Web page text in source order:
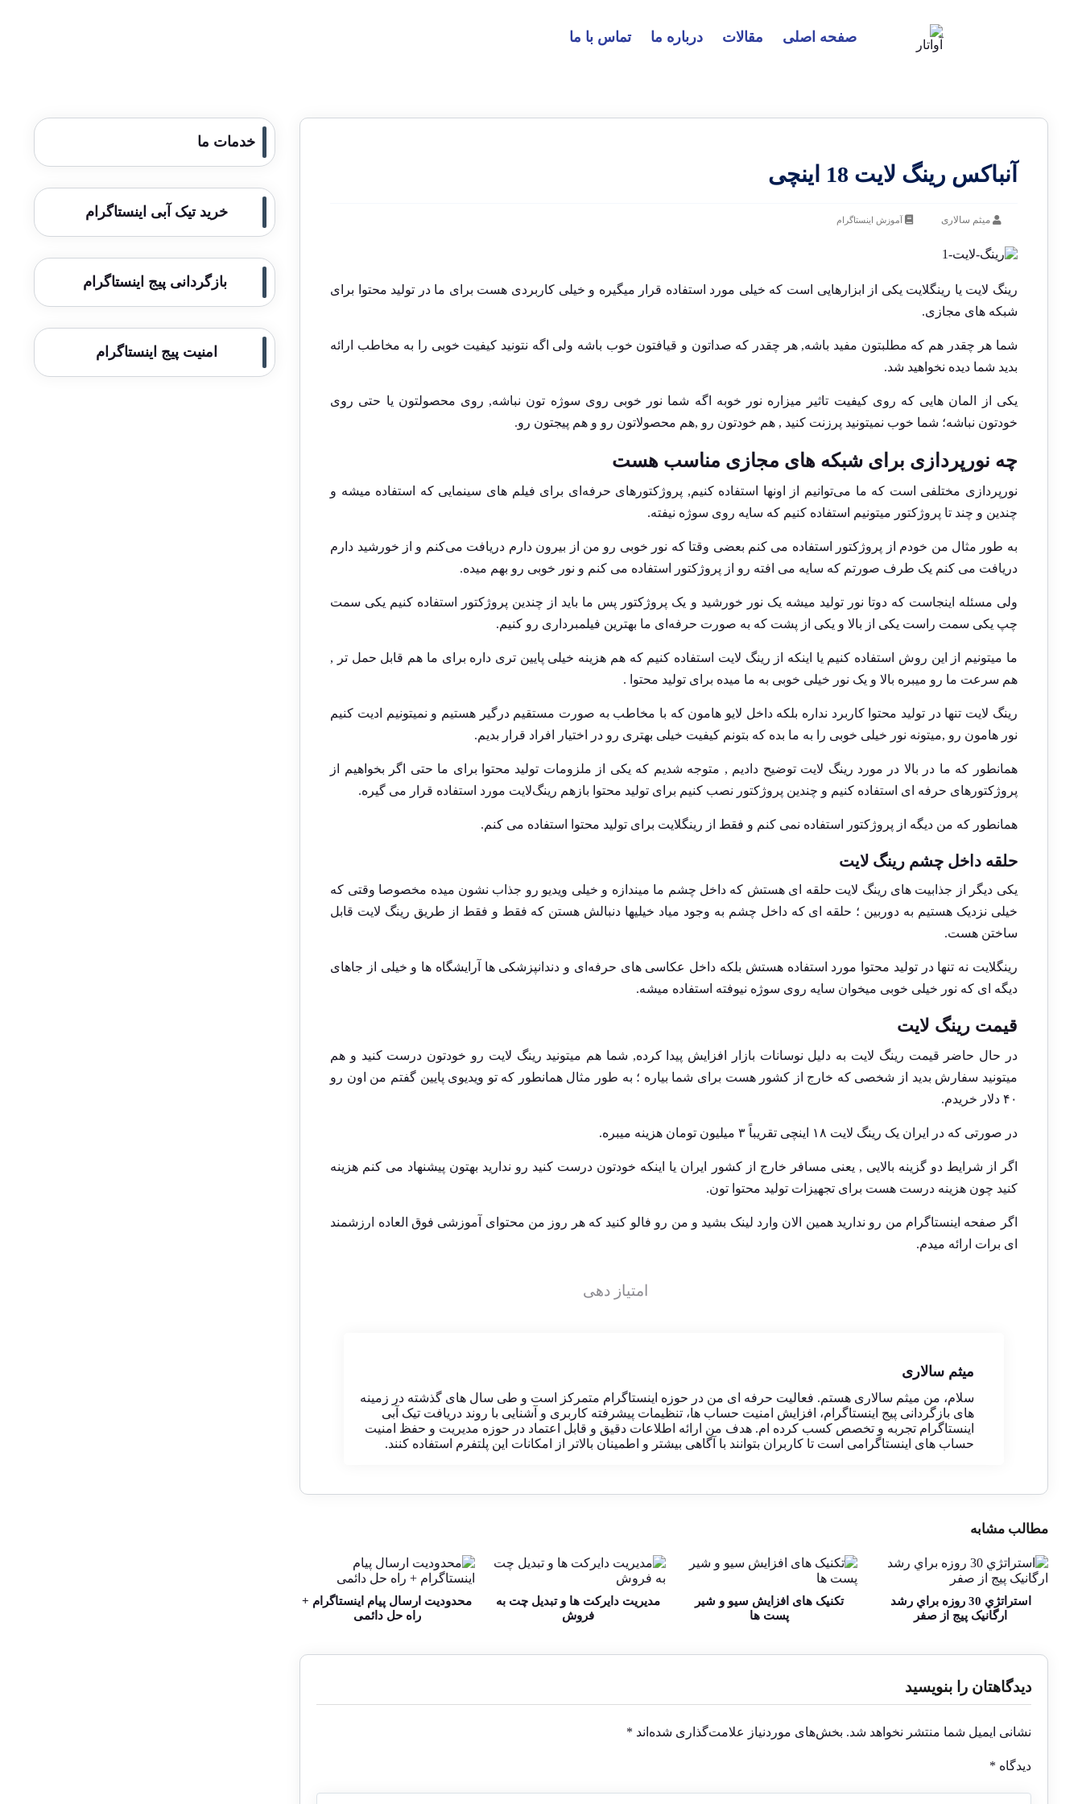
صفحه اصلی مقالات درباره ما تماس با ما
آنباکس رینگ لایت 18 اینچی
میثم سالاری آموزش اینستاگرام
رینگ لایت یا رینگلایت یکی از ابزارهایی است که خیلی مورد استفاده قرار میگیره و خیلی کاربردی هست برای ما در تولید محتوا برای
شبکه های مجازی.
شما هر چقدر هم که مطلبتون مفید باشه, هر چقدر که صداتون و قیافتون خوب باشه ولی اگه نتونید کیفیت خوبی را به مخاطب ارائه
بدید شما دیده نخواهید شد.
یکی از المان هایی که روی کیفیت تاثیر میزاره نور خوبه اگه شما نور خوبی روی سوژه تون نباشه, روی محصولتون یا حتی روی
خودتون نباشه؛ شما خوب نمیتونید پرزنت کنید , هم خودتون رو ,هم محصولاتون رو و هم پیجتون رو.
چه نورپردازی برای شبکه های مجازی مناسب هست
نورپردازی مختلفی است که ما می‌توانیم از اونها استفاده کنیم, پروژکتورهای حرفه‌ای برای فیلم های سینمایی که استفاده میشه و
چندین و چند تا پروژکتور میتونیم استفاده کنیم که سایه روی سوژه نیفته.
به طور مثال من خودم از پروژکتور استفاده می کنم بعضی وقتا که نور خوبی رو من از بیرون دارم دریافت می‌کنم و از خورشید دارم
دریافت می کنم یک طرف صورتم که سایه می افته رو از پروژکتور استفاده می کنم و نور خوبی رو بهم میده.
ولی مسئله اینجاست که دوتا نور تولید میشه یک نور خورشید و یک پروژکتور پس ما باید از چندین پروژکتور استفاده کنیم یکی سمت
چپ یکی سمت راست یکی از بالا و یکی از پشت که به صورت حرفه‌ای ما بهترین فیلمبرداری رو کنیم.
ما میتونیم از این روش استفاده کنیم یا اینکه از رینگ لایت استفاده کنیم که هم هزینه خیلی پایین تری داره برای ما هم قابل حمل تر ,
هم سرعت ما رو میبره بالا و یک نور خیلی خوبی به ما میده برای تولید محتوا .
رینگ لایت تنها در تولید محتوا کاربرد نداره بلکه داخل لایو هامون که با مخاطب به صورت مستقیم درگیر هستیم و نمیتونیم ادیت کنیم
نور هامون رو ,میتونه نور خیلی خوبی را به ما بده که بتونم کیفیت خیلی بهتری رو در اختیار افراد قرار بدیم.
همانطور که ما در بالا در مورد رینگ لایت توضیح دادیم , متوجه شدیم که یکی از ملزومات تولید محتوا برای ما حتی اگر بخواهیم از
پروژکتورهای حرفه ای استفاده کنیم و چندین پروژکتور نصب کنیم برای تولید محتوا بازهم رینگ‌لایت مورد استفاده قرار می گیره.
همانطور که من دیگه از پروژکتور استفاده نمی کنم و فقط از رینگلایت برای تولید محتوا استفاده می کنم.
حلقه داخل چشم رینگ لایت
یکی دیگر از جذابیت های رینگ لایت حلقه ای هستش که داخل چشم ما میندازه و خیلی ویدیو رو جذاب نشون میده مخصوصا وقتی که
خیلی نزدیک هستیم به دوربین ؛ حلقه ای که داخل چشم به وجود میاد خیلیها دنبالش هستن که فقط و فقط از طریق رینگ لایت قابل
ساختن هست.
رینگلایت نه تنها در تولید محتوا مورد استفاده هستش بلکه داخل عکاسی های حرفه‌ای و دندانپزشکی ها آرایشگاه ها و خیلی از جاهای
دیگه ای که نور خیلی خوبی میخوان سایه روی سوژه نیوفته استفاده میشه.
قیمت رینگ لایت
در حال حاضر قیمت رینگ لایت به دلیل نوسانات بازار افزایش پیدا کرده, شما هم میتونید رینگ لایت رو خودتون درست کنید و هم
میتونید سفارش بدید از شخصی که خارج از کشور هست برای شما بیاره ؛ به طور مثال همانطور که تو ویدیوی پایین گفتم من اون رو
۴۰ دلار خریدم.
در صورتی که در ایران یک رینگ لایت ۱۸ اینچی تقریباً ۳ میلیون تومان هزینه میبره.
اگر از شرایط دو گزینه بالایی , یعنی مسافر خارج از کشور ایران یا اینکه خودتون درست کنید رو ندارید بهتون پیشنهاد می کنم هزینه
کنید چون هزینه درست هست برای تجهیزات تولید محتوا تون.
اگر صفحه اینستاگرام من رو ندارید همین الان وارد لینک بشید و من رو فالو کنید که هر روز من محتوای آموزشی فوق العاده ارزشمند
ای برات ارائه میدم.
امتیاز دهی
میثم سالاری
سلام، من میثم سالاری هستم. فعالیت حرفه ای من در حوزه اینستاگرام متمرکز است و طی سال های گذشته در زمینه
های بازگردانی پیج اینستاگرام، افزایش امنیت حساب ها، تنظیمات پیشرفته کاربری و آشنایی با روند دریافت تیک آبی
اینستاگرام تجربه و تخصص کسب کرده ام. هدف من ارائه اطلاعات دقیق و قابل اعتماد در حوزه مدیریت و حفظ امنیت
حساب های اینستاگرامی است تا کاربران بتوانند با آگاهی بیشتر و اطمینان بالاتر از امکانات این پلتفرم استفاده کنند.
مطالب مشابه
استراتژي 30 روزه براي رشد
ارگانيک پيج از صفر
تکنیک های افزایش سیو و شیر
پست ها
مدیریت دایرکت ها و تبدیل چت به
فروش
محدودیت ارسال پیام اینستاگرام +
راه حل دائمی
دیدگاهتان را بنویسید
نشانی ایمیل شما منتشر نخواهد شد. بخش‌های موردنیاز علامت‌گذاری شده‌اند *
دیدگاه *
خدمات ما
خرید تیک آبی اینستاگرام
بازگردانی پیج اینستاگرام
امنیت پیج اینستاگرام